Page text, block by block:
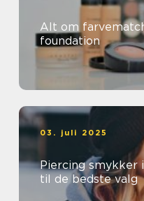
Alt om
foundation
03. juli 2025
Piercing smykker
til de bedste valg